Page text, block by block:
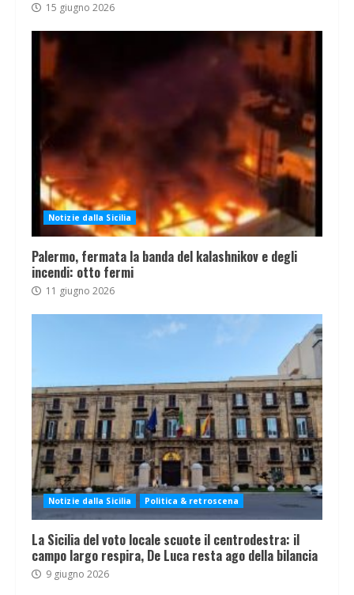
15 giugno 2026
Notizie dalla Sicilia
Palermo, fermata la banda del kalashnikov e degli
incendi: otto fermi
11 giugno 2026
Notizie dalla Sicilia Politica & retroscena
La Sicilia del voto locale scuote il centrodestra: il
campo largo respira, De Luca resta ago della bilancia
9 giugno 2026